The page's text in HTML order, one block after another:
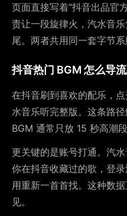
页面直接写着”抖音出品官
责让一段旋律火，汽水音
尾。两者共用同一套字节系
抖音热门 BGM 怎么导
在抖音刷到喜欢的配乐，
水音乐听完整版。这条路
BGM 通常只放 15 秒高潮
更关键的是账号打通。汽
你在抖音收藏过的歌，登
用重新一首首找。这种数
见。